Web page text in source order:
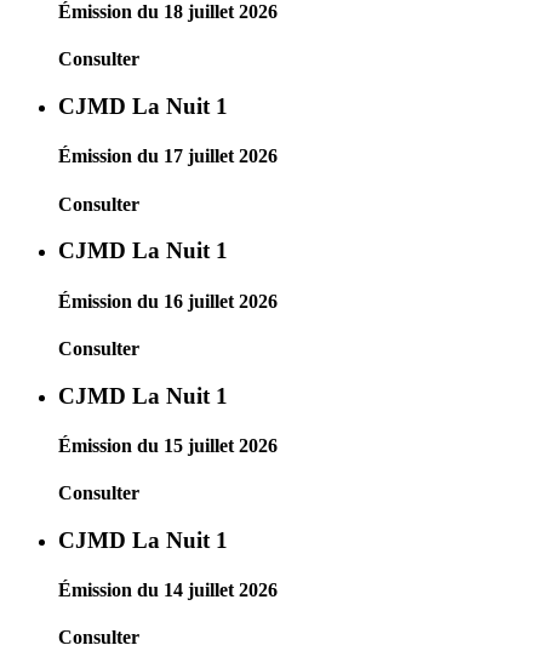
Émission du 18 juillet 2026
Consulter
CJMD La Nuit 1
Émission du 17 juillet 2026
Consulter
CJMD La Nuit 1
Émission du 16 juillet 2026
Consulter
CJMD La Nuit 1
Émission du 15 juillet 2026
Consulter
CJMD La Nuit 1
Émission du 14 juillet 2026
Consulter